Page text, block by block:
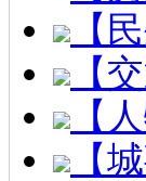
【
【
【
【